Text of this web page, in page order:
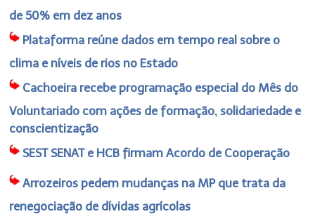
de 50% em dez anos
Plataforma reúne dados em tempo real sobre o
clima e níveis de rios no Estado
Cachoeira recebe programação especial do Mês do
Voluntariado com ações de formação, solidariedade e
conscientização
SEST SENAT e HCB firmam Acordo de Cooperação
Arrozeiros pedem mudanças na MP que trata da
renegociação de dívidas agrícolas